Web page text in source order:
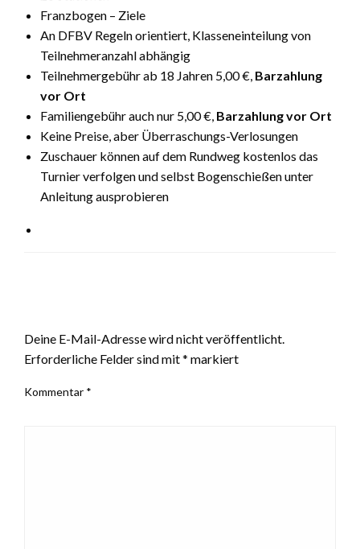
Franzbogen – Ziele
An DFBV Regeln orientiert, Klasseneinteilung von
Teilnehmeranzahl abhängig
Teilnehmergebühr ab 18 Jahren 5,00 €, Barzahlung
vor Ort
Familiengebühr auch nur 5,00 €, Barzahlung vor Ort
Keine Preise, aber Überraschungs-Verlosungen
Zuschauer können auf dem Rundweg kostenlos das
Turnier verfolgen und selbst Bogenschießen unter
Anleitung ausprobieren
Deine E-Mail-Adresse wird nicht veröffentlicht.
Erforderliche Felder sind mit* markiert
Kommentar *